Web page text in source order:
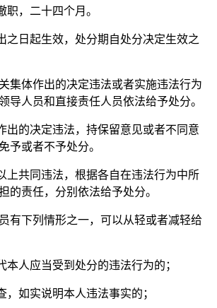
，二十四个月。
日起生效，处分期自处分决定生效之
集体作出的决定违法或者实施违法行为
导人员和直接责任人员依法给予处分。
的决定违法，持保留意见或者不同意
予或者不予处分。
共同违法，根据各自在违法行为中所
的责任，分别依法给予处分。
有下列情形之一，可以从轻或者减轻给
人应当受到处分的违法行为的；
如实说明本人违法事实的；